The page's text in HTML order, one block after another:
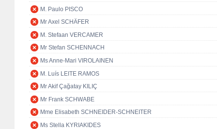
M. Paulo PISCO
Mr Axel SCHÄFER
M. Stefaan VERCAMER
Mr Stefan SCHENNACH
Ms Anne-Mari VIROLAINEN
M. Luís LEITE RAMOS
Mr Akif Çağatay KILIÇ
Mr Frank SCHWABE
Mme Elisabeth SCHNEIDER-SCHNEITER
Ms Stella KYRIAKIDES